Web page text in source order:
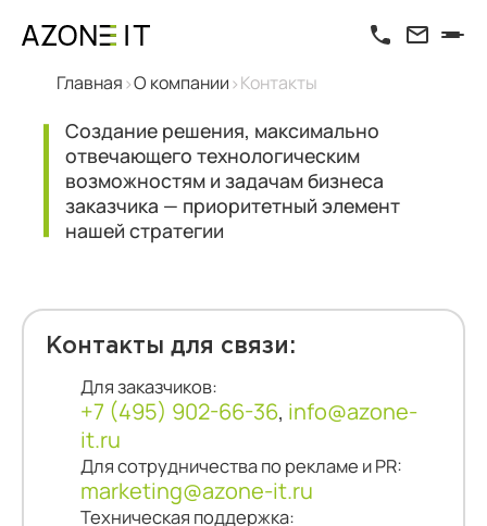
Главная О компании Контакты
Создание решения, максимально
отвечающего технологическим
возможностям и задачам бизнеса
заказчика — приоритетный элемент
нашей стратегии
Контакты для связи:
Для заказчиков:
+7 (495) 902-66-36, info@azone-
it.ru
Для сотрудничества по рекламе и PR:
marketing@azone-it.ru
Техническая поддержка: